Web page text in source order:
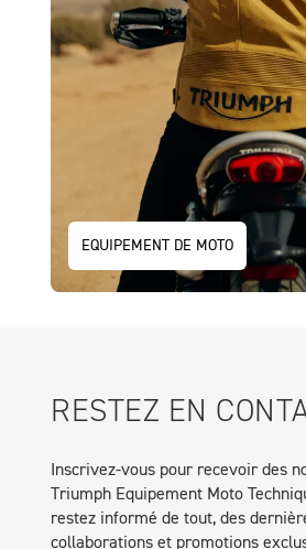
EQUIPEMENT DE MOTO
RESTEZ EN
Inscrivez-vous pour recevoir des
Triumph Equipement Moto
restez informé de tout, des
collaborations et promotions